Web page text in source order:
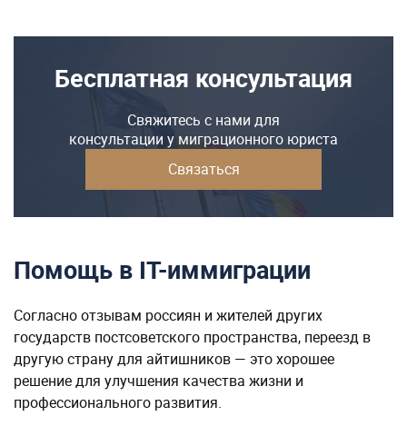
Бесплатная консультация
Свяжитесь с нами для
консультации у миграционного юриста
Связаться
Помощь в IT-иммиграции
Согласно отзывам россиян и жителей других
государств постсоветского пространства, переезд в
другую страну для айтишников — это хорошее
решение для улучшения качества жизни и
профессионального развития.